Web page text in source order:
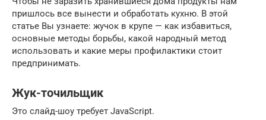
пришлось все вынести и обработать кухню. В этой
статье Вы узнаете: жучок в крупе — как избавиться,
основные методы борьбы, какой народный метод
использовать и какие меры профилактики стоит
предпринимать.
Жук-точильщик
Это слайд-шоу требует JavaScript.